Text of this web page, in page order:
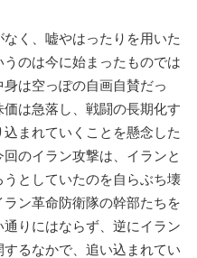
く、嘘やはったりを用いた
のは今に始まったものでは
は空っぽの自画自賛だっ
は急落し、戦闘の長期化す
まれていくことを懸念した
のイラン攻撃は、イランと
としていたのを自らぶち壊
ン革命防衛隊の幹部たちを
りにはならず、逆にイラン
るなかで、追い込まれてい